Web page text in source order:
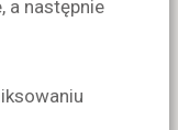
a następnie